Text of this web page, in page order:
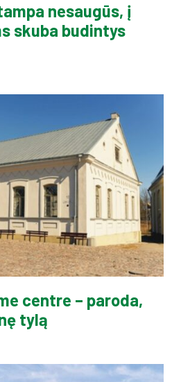
nesaugūs, į
skuba budintys
centre – paroda,
tylą